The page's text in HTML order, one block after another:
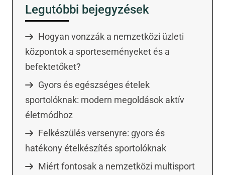
Legutóbbi bejegyzések
Hogyan vonzzák a nemzetközi üzleti
központok a sporteseményeket és a
befektetőket?
Gyors és egészséges ételek
sportolóknak: modern megoldások aktív
életmódhoz
Felkészülés versenyre: gyors és
hatékony ételkészítés sportolóknak
Miért fontosak a nemzetközi multisport